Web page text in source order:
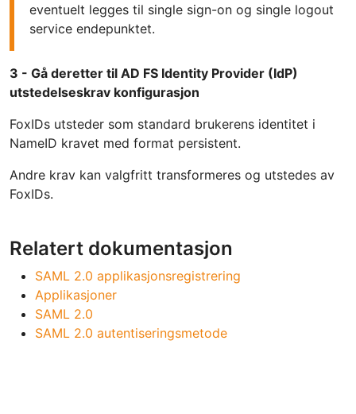
eventuelt legges til single sign-on og single logout
service endepunktet.
3 - Gå deretter til AD FS Identity Provider (IdP)
utstedelseskrav konfigurasjon
FoxIDs utsteder som standard brukerens identitet i
NameID kravet med format persistent.
Andre krav kan valgfritt transformeres og utstedes av
FoxIDs.
Relatert dokumentasjon
SAML 2.0 applikasjonsregistrering
Applikasjoner
SAML 2.0
SAML 2.0 autentiseringsmetode